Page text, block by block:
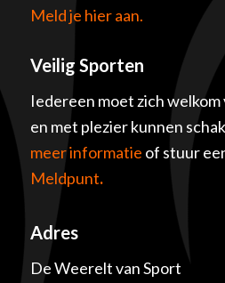
Meld je hier aan.
Veilig Sporten
Iedereen moet zich
en met plezier kunnen
meer informatie of stuur
Meldpunt.
Adres
De Weerelt van Sport